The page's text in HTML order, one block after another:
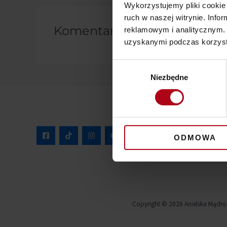
Wykorzystujemy pliki
ruch w naszej witrynie.
reklamowym i
uzyskanymi podczas
Niezbędne
ODMOWA
Komentarze
Copyright © 2026 Anielska